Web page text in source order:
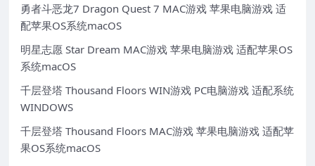
勇者斗恶龙7 Dragon Quest 7 MAC游戏 苹果电脑游戏 适
配苹果OS系统macOS
明星志愿 Star Dream MAC游戏 苹果电脑游戏 适配苹果OS
系统macOS
千层登塔 Thousand Floors WIN游戏 PC电脑游戏 适配系统
WINDOWS
千层登塔 Thousand Floors MAC游戏 苹果电脑游戏 适配苹
果OS系统macOS